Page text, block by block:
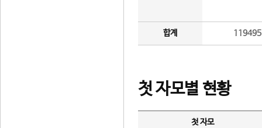
합계
첫 자모별 현황
첫 자모